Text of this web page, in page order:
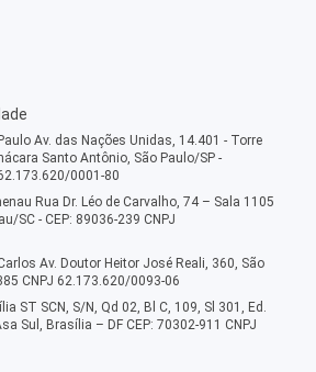
Av. das Nações Unidas, 14.401 - Torre
Santo Antônio, São Paulo/SP -
0001-80
Rua Dr. Léo de Carvalho, 74 – Sala 1105
SC - CEP: 89036-239 CNPJ
Av. Doutor Heitor José Reali, 360, São
CNPJ 62.173.620/0093-06
ST SCN, S/N, Qd 02, Bl C, 109, Sl 301, Ed.
Sul, Brasília – DF CEP: 70302-911 CNPJ